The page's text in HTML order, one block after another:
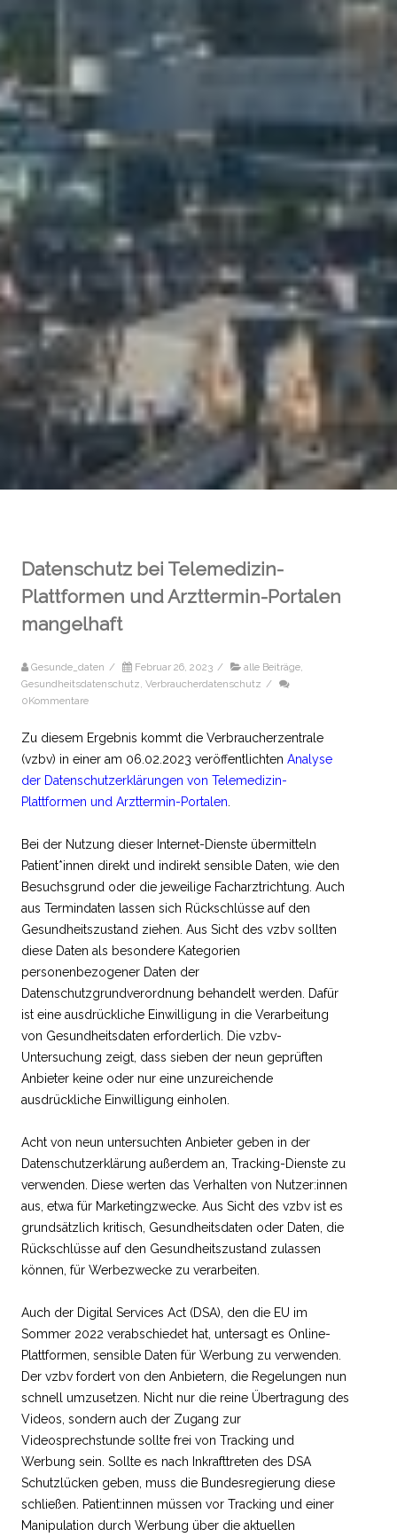
Datenschutz bei Telemedizin-
Plattformen und Arzttermin-Portalen
mangelhaft
Gesunde_daten / Februar 26, 2023 / alle Beiträge
Gesundheitsdatenschutz Verbraucherdatenschutz /
0Kommentare
Zu diesem Ergebnis kommt die Verbraucherzentrale
(vzbv) in einer am 06.02.2023 veröffentlichten Analyse
der Datenschutzerklärungen von Telemedizin-
Plattformen und Arzttermin-Portalen
Bei der Nutzung dieser Internet-Dienste übermitteln
Patient*innen direkt und indirekt sensible Daten, wie den
Besuchsgrund oder die jeweilige Facharztrichtung. Auch
aus Termindaten lassen sich Rückschlüsse auf den
Gesundheitszustand ziehen. Aus Sicht des vzbv sollten
diese Daten als besondere Kategorien
personenbezogener Daten der
Datenschutzgrundverordnung behandelt werden. Dafür
ist eine ausdrückliche Einwilligung in die Verarbeitung
von Gesundheitsdaten erforderlich. Die vzbv-
Untersuchung zeigt, dass sieben der neun geprüften
Anbieter keine oder nur eine unzureichende
ausdrückliche Einwilligung einholen.
Acht von neun untersuchten Anbieter geben in der
Datenschutzerklärung außerdem an, Tracking-Dienste zu
verwenden. Diese werten das Verhalten von Nutzer:innen
aus, etwa für Marketingzwecke. Aus Sicht des vzbv ist es
grundsätzlich kritisch, Gesundheitsdaten oder Daten, die
Rückschlüsse auf den Gesundheitszustand zulassen
können, für Werbezwecke zu verarbeiten.
Auch der Digital Services Act (DSA), den die EU im
Sommer 2022 verabschiedet hat, untersagt es Online-
Plattformen, sensible Daten für Werbung zu verwenden.
Der vzbv fordert von den Anbietern, die Regelungen nun
schnell umzusetzen. Nicht nur die reine Übertragung des
Videos, sondern auch der Zugang zur
Videosprechstunde sollte frei von Tracking und
Werbung sein. Sollte es nach Inkrafttreten des DSA
Schutzlücken geben, muss die Bundesregierung diese
schließen. Patient:innen müssen vor Tracking und einer
Manipulation durch Werbung über die aktuellen